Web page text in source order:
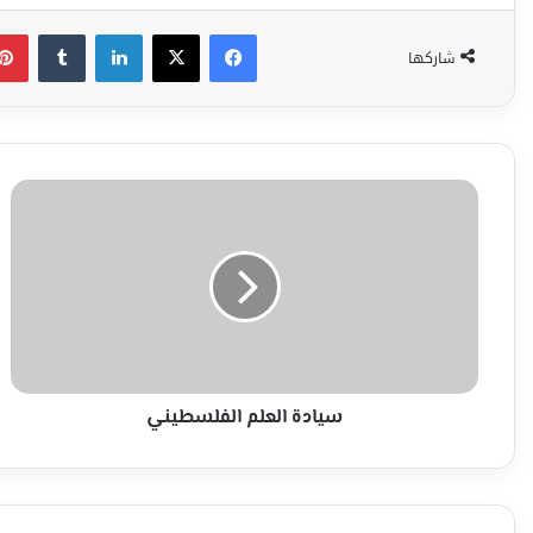
شاركها
فيسبوك‫X لينكدإن
سيادة
سيادة العلم الفلسطيني